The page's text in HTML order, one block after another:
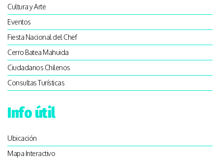
Cultura y Arte
Eventos
Fiesta Nacional del Chef
Cerro Batea Mahuida
Ciudadanos Chilenos
Consultas Turísticas
Info útil
Ubicación
Mapa Interactivo